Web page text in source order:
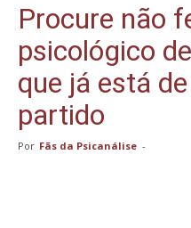
Procure não
psicológico
que já está
partido
Por Fãs da Psicanálise -